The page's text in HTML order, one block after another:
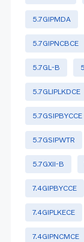
5.7GIPMDA
5.7GIPNCBCE
5.7GL-B
5.7GLIPLKDCE
5.7GSIPBYCCE
5.7GSIPWTR
5.7GXiI-B
7.4GIPBYCCE
7.4GIPLKECE
7.4GIPNCMCE